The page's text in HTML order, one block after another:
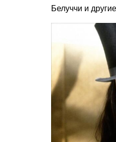
Белуччи и